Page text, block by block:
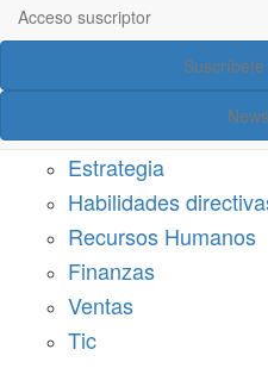
principal
Acceso suscriptor
Acceso suscriptor
Estrategia
Habilidades
Recursos Humanos
Finanzas
Ventas
Tic